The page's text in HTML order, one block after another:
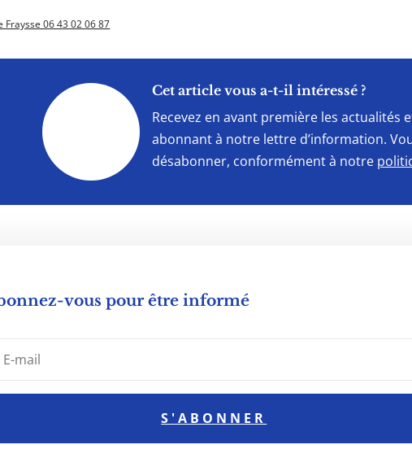
Fraysse 06 43 02 06 87
" Cet article vous a-t-il intéressé ?
Recevez en avant première les actualités
abonnant à notre lettre d’information.
désabonner, conformément à notre
vous pour être informé
S'ABONNER